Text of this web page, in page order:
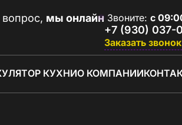
вопрос, мы онлайн Звоните: с
+7 (930) 037-
Заказать звонок
КУХНИО КОМПАНИИ